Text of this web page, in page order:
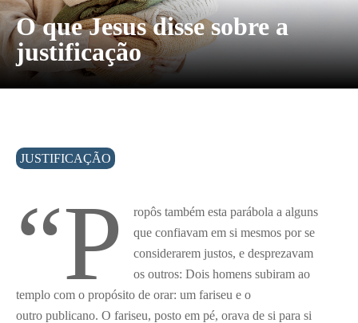
O que Jesus disse sobre a
justificação
JUSTIFICAÇÃO
“P
ropôs também esta parábola a alguns
que confiavam em si mesmos por se
considerarem justos, e desprezavam
os outros: Dois homens subiram ao
templo com o propósito de orar: um fariseu e o
outro publicano. O fariseu, posto em pé, orava de si para si